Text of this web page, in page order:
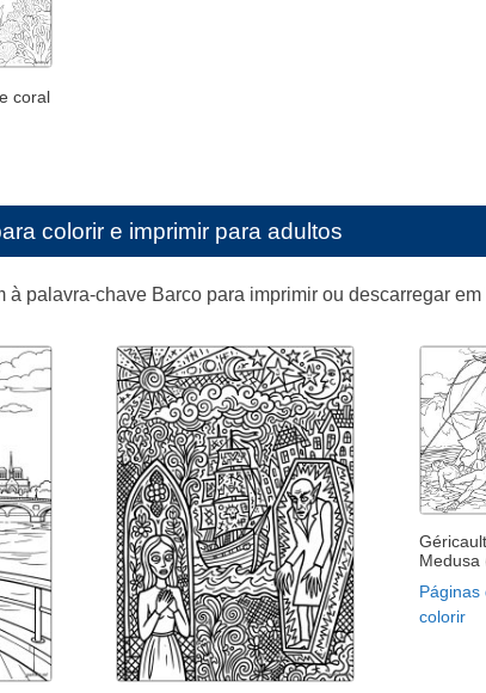
coral
colorir e imprimir para adultos
palavra-chave Barco para imprimir ou descarregar
Medusa
Páginas
colorir